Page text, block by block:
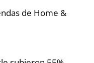
de Home &